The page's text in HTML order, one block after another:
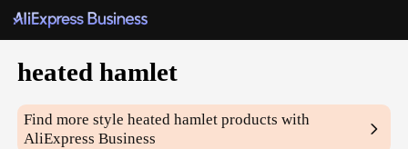
heated hamlet
Find more styleheated hamlet products with
AliExpress Business